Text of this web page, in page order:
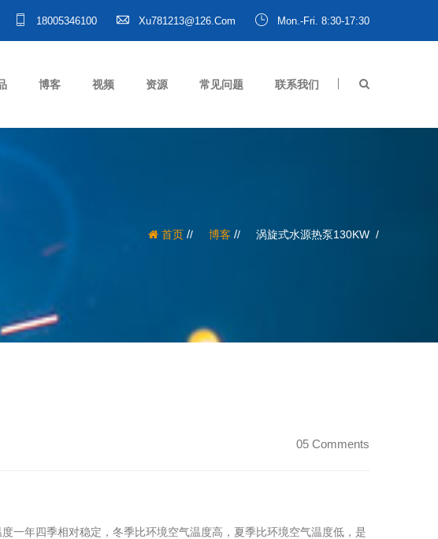
18005346100 Xu781213@126.com Mon.-Fri. 8:30-17:30
博客 视频 资源 常见问题 联系我们
首页 / 博客 / 涡旋式水源热泵130KW
05 Comments
一年四季相对稳定，冬季比环境空气温度高，夏季比环境空气温度低，是